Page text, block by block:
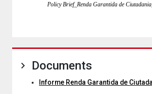
Policy Brief_Renda Garantida de
Documents
Informe Renda Garantida de